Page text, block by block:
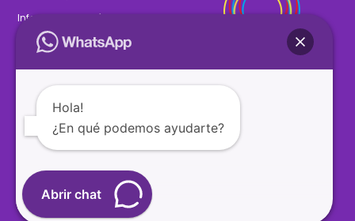
Informe de gestión 2025
Estados financieros 2025
SÍGUENOS
Hola!
¿En qué podemos ayudarte?
Abrir chat